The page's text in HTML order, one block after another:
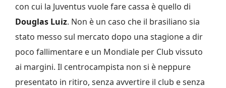
con cui la Juventus vuole fare cassa è quello di
Douglas Luiz. Non è un caso che il brasiliano sia
stato messo sul mercato dopo una stagione a dir
poco fallimentare e un Mondiale per Club vissuto
ai margini. Il centrocampista non si è neppure
presentato in ritiro, senza avvertire il club e senza